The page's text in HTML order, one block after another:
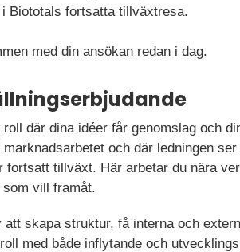
Biototals fortsatta tillväxtresa.
med din ansökan redan i dag.
roll där dina idéer får genomslag och
och där ledningen
tillväxt. Här arbetar du nära
som vill framåt.
att skapa struktur, få interna och
med både inflytande och